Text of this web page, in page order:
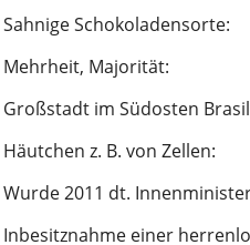
Sahnige Schokoladensorte:
Mehrheit, Majorität:
Großstadt im Südosten
Häutchen z. B. von Zellen:
Wurde 2011 dt. Innenminister,
Inbesitznahme einer